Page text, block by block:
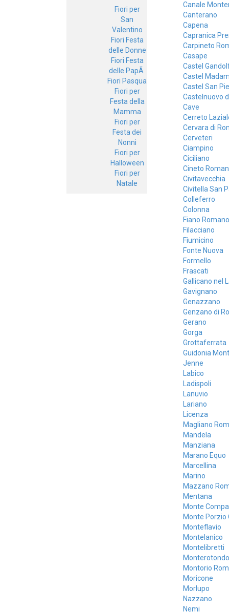
Fiori per
San
Valentino
Fiori Festa
delle Donne
Fiori Festa
delle PapÃ
Fiori Pasqua
Fiori per
Festa della
Mamma
Fiori per
Festa dei
Nonni
Fiori per
Halloween
Fiori per
Natale
Canale
Canterano
Capena
Capranica
Carpineto
Casape
Castel
Castel
Castel San
Castelnuovo
Cave
Cerreto
Cervara di
Cerveteri
Ciampino
Ciciliano
Cineto
Civitavecchia
Civitella San
Colleferro
Colonna
Fiano Romano
Filacciano
Fiumicino
Fonte Nuova
Formello
Frascati
Gallicano nel
Gavignano
Genazzano
Genzano di
Gerano
Gorga
Grottaferrata
Guidonia
Jenne
Labico
Ladispoli
Lanuvio
Lariano
Licenza
Magliano
Mandela
Manziana
Marano Equo
Marcellina
Marino
Mazzano
Mentana
Monte
Monte Porzio
Monteflavio
Montelanico
Montelibretti
Monterotondo
Montorio
Moricone
Morlupo
Nazzano
Nemi